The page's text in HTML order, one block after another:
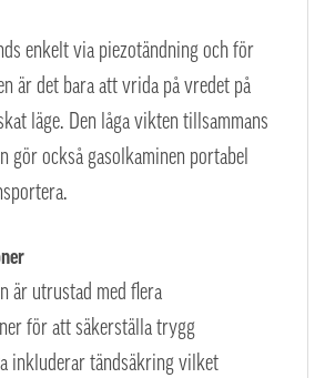
enkelt via piezotändning och för
är det bara att vrida på vredet på
läge. Den låga vikten tillsammans
gör också gasolkaminen portabel
är utrustad med flera
för att säkerställa trygg
inkluderar tändsäkring vilket